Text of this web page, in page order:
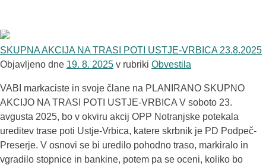
SKUPNA AKCIJA NA TRASI POTI USTJE-VRBICA 23.8.2025
Objavljeno dne 19. 8. 2025 v rubriki Obvestila
VABI markaciste in svoje člane na PLANIRANO SKUPNO
AKCIJO NA TRASI POTI USTJE-VRBICA V soboto 23.
avgusta 2025, bo v okviru akcij OPP Notranjske potekala
ureditev trase poti Ustje-Vrbica, katere skrbnik je PD Podpeč-
Preserje. V osnovi se bi uredilo pohodno traso, markiralo in
vgradilo stopnice in bankine, potem pa se oceni, koliko bo